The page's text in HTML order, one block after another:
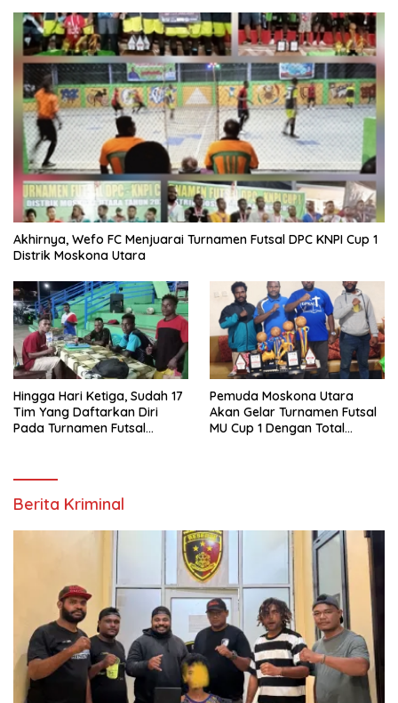
Akhirnya, Wefo FC Menjuarai Turnamen Futsal DPC KNPI Cup 1
Distrik Moskona Utara
Hingga Hari Ketiga, Sudah 17
Tim Yang Daftarkan Diri
Pada Turnamen Futsal
Pemuda Moskona Utara
Akan Gelar Turnamen Futsal
MU Cup 1 Dengan Total
Berita Kriminal